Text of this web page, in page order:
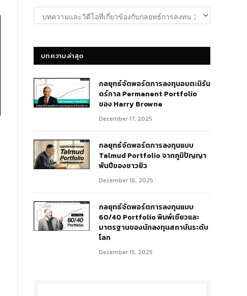
หมู่
บทความล่าสุด
กลยุทธ์​จัดพอร์ตการลงทุนอมตะนิรัน
ดร์กาล Permanent Portfolio
ของ Harry Browne
December 17, 2025
กลยุทธ์จัดพอร์ตการลงทุนแบบ
Talmud Portfolio จากภูมิปัญญา
พันปีของชาวยิว
December 16, 2025
กลยุทธ์จัดพอร์ตการลงทุนแบบ
60/40 Portfolio พิมพ์เขียวและ
มาตรฐานของนักลงทุนสถาบันระดับ
โลก
December 15, 2025